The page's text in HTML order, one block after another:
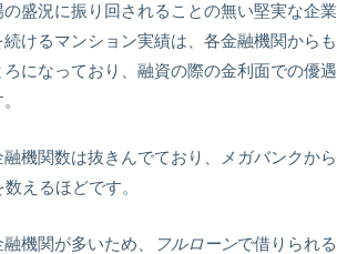
盛況に振り回されることの無い堅実な企
続けるマンション実績は、各金融機関から
になっており、融資の際の金利面での優
機関数は抜きんでており、メガバンクか
えるほどです。
機関が多いため、 フルローンで借りられ